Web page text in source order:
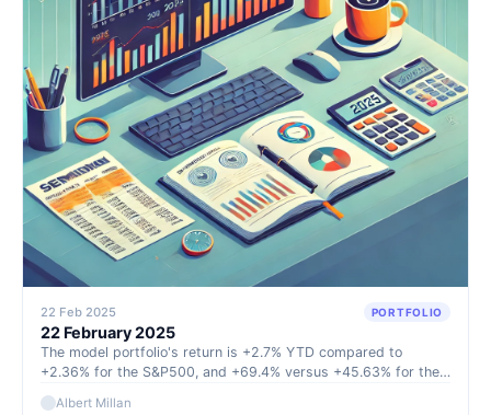
22 Feb 2025 PORTFOLIO
22 February 2025
The model portfolio's return is +2.7% YTD compared to
+2.36% for the S&P500, and +69.4% versus +45.63% for the
Albert Millan